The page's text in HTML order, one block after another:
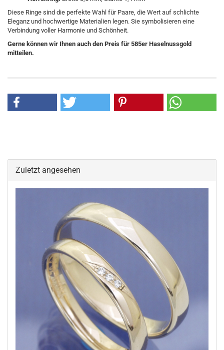
Diese Ringe sind die perfekte Wahl für Paare, die Wert auf schlichte
Eleganz und hochwertige Materialien legen. Sie symbolisieren eine
Verbindung voller Harmonie und Schönheit.
Gerne können wir Ihnen auch den Preis für 585er Haselnussgold
mitteilen.
Zuletzt angesehen